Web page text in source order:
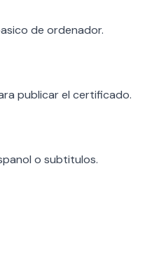
de ordenador.
publicar el certificado.
o subtitulos.